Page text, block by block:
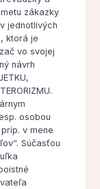
zákazky
jednotlivých
ktorá je
vo svojej
návrh
osobou
v mene
Súčasťou